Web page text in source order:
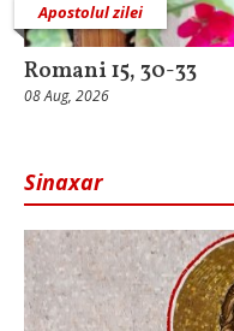
Apostolul zilei
Romani 15, 30-33
08 Aug, 2026
Sinaxar